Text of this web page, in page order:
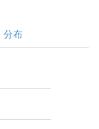
分布